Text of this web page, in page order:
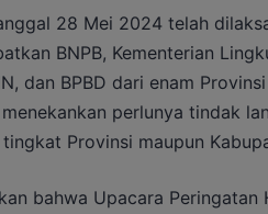
28 Mei 2024 telah
BNPB, Kementerian
dan BPBD dari enam
perlunya tindak
Provinsi maupun
bahwa Upacara Peringatan